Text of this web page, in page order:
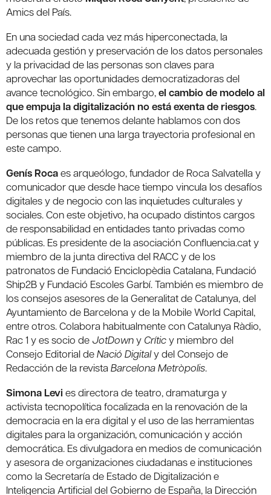
Amics del País.
En una sociedad cada vez más hiperconectada, la
adecuada gestión y preservación de los datos personales
y la privacidad de las personas son claves para
aprovechar las oportunidades democratizadoras del
avance tecnológico. Sin embargo,el cambio de modelo al
que empuja la digitalización no está exenta de riesgos.
De los retos que tenemos delante hablamos con dos
personas que tienen una larga trayectoria profesional en
este campo.
Genís Rocaes arqueólogo, fundador de Roca Salvatella y
comunicador que desde hace tiempo vincula los desafíos
digitales y de negocio con las inquietudes culturales y
sociales. Con este objetivo, ha ocupado distintos cargos
de responsabilidad en entidades tanto privadas como
públicas. Es presidente de la asociación Confluencia.cat y
miembro de la junta directiva del RACC y de los
patronatos de Fundació Enciclopèdia Catalana, Fundació
Ship2B y Fundació Escoles Garbí. También es miembro de
los consejos asesores de la Generalitat de Catalunya, del
Ayuntamiento de Barcelona y de la Mobile World Capital,
entre otros. Colabora habitualmente con Catalunya Ràdio,
Rac 1 y es socio de JotDowny Críticy miembro del
Consejo Editorial deNació Digitaly del Consejo de
Redacción de la revista Barcelona Metròpolis.
Simona Levi es directora de teatro, dramaturga y
activista tecnopolítica focalizada en la renovación de la
democracia en la era digital y el uso de las herramientas
digitales para la organización, comunicación y acción
democrática. Es divulgadora en medios de comunicación
y asesora de organizaciones ciudadanas e instituciones
como la Secretaría de Estado de Digitalización e
Inteligencia Artificial del Gobierno de España, la Dirección